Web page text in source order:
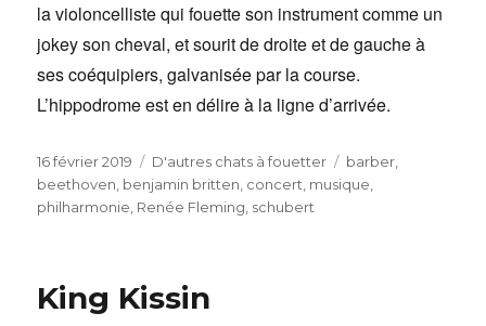
la violoncelliste qui fouette son instrument comme un
jokey son cheval, et sourit de droite et de gauche à
ses coéquipiers, galvanisée par la course.
L’hippodrome est en délire à la ligne d’arrivée.
Publié
le
16 février 2019 Catégories
D'autres chats à fouetter Étiquettes
barber,
beethoven, benjamin britten, concert, musique,
philharmonie, Renée Fleming, schubert
King Kissin